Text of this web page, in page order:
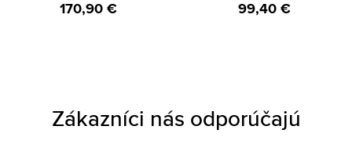
170,90 € 99,40 €
Zákazníci nás odporúčajú